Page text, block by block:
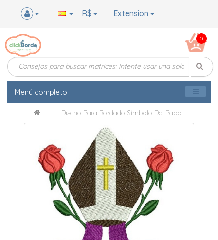
Extension
R$
0
Menú completo
Diseño Para Bordado Símbolo Del Papa